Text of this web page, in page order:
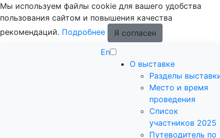
Мы используем файлы cookie для вашего удобства
пользования сайтом и повышения качества
рекомендаций. Подробнее
Я согласен
En
О выставке
Разделы
Место и время
проведения
Список
участников 2025
Путеводитель по